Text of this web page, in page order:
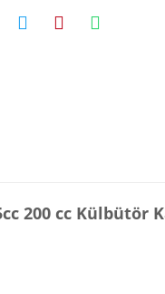
200 cc Külbütör